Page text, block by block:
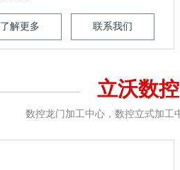
了解更多 联系我们
立沃数控
数控龙门加工中心，数控立式加工